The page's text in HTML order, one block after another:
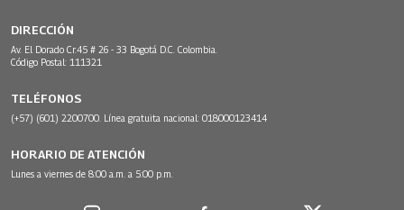
DIRECCIÓN
Av. El Dorado Cr.45 # 26 - 33 Bogotá D.C. Colombia.
Código Postal: 111321
TELÉFONOS
(+57) (601) 2200700. Línea gratuita nacional: 018000123414
HORARIO DE ATENCIÓN
Lunes a viernes de 8:00 a.m. a 5:00 p.m.